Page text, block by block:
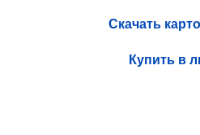
Скачать
Купить в